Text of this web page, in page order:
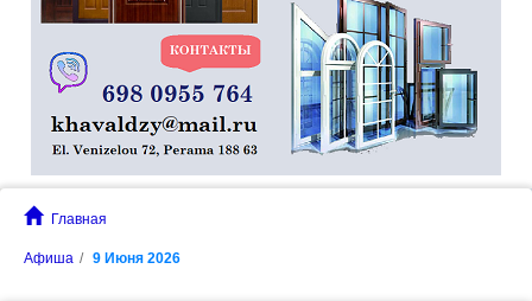
Главная
Афиша 9 Июня 2026